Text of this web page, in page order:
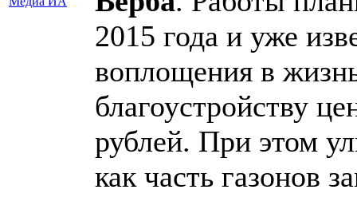
2015 года и уже
воплощения в
благоустройству
рублей. При этом
как часть газонов